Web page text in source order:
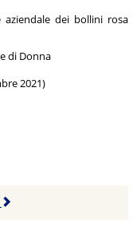
aziendale dei bollini rosa
di Donna
2021)